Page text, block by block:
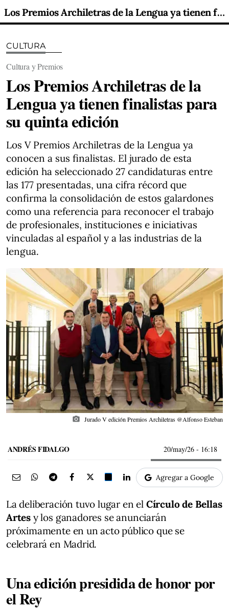
Los Premios Archiletras de la Lengua ya tienen finalistas para su quinta edición
CULTURA
Cultura y Premios
Los Premios Archiletras de la
Lengua ya tienen finalistas para
su quinta edición
Los V Premios Archiletras de la Lengua ya
conocen a sus finalistas. El jurado de esta
edición ha seleccionado 27 candidaturas entre
las 177 presentadas, una cifra récord que
confirma la consolidación de estos galardones
como una referencia para reconocer el trabajo
de profesionales, instituciones e iniciativas
vinculadas al español y a las industrias de la
lengua.
photo_camera Jurado V edición Premios Archiletras @Alfonso Esteban
ANDRÉS FIDALGO 20/may/26 - 16:18
Agregar a Google
La deliberación tuvo lugar en el Círculo de Bellas
Artes y los ganadores se anunciarán
próximamente en un acto público que se
celebrará en Madrid.
Una edición presidida de honor por
el Rey